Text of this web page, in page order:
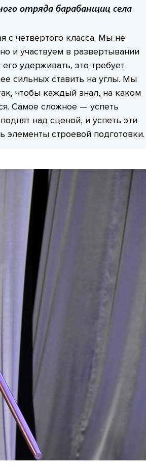
отряда барабанщиц села
с четвертого класса. Мы не
и участвуем в развертывании
удерживать, это требует
сильных ставить на углы. Мы
чтобы каждый знал, на каком
Самое сложное — успеть
над сценой, и успеть эти
элементы строевой подготовки.